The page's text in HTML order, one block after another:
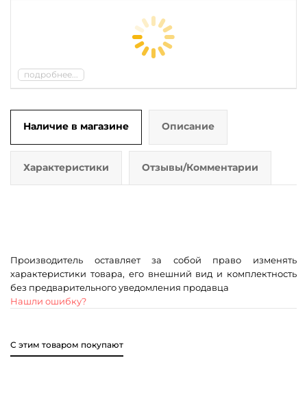
подробнее...
Наличие в магазине Описание
Характеристики Отзывы/Комментарии
Производитель оставляет за собой право изменять
характеристики товара, его внешний вид и комплектность
без предварительного уведомления продавца
Нашли ошибку?
С этим товаром покупают